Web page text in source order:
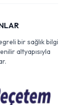
bir sağlık bilgi
altyapısıyla